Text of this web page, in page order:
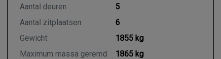
Aantal deuren
5
Aantal zitplaatsen
6
Gewicht
1855 kg
Maximum massa geremd
1865 kg